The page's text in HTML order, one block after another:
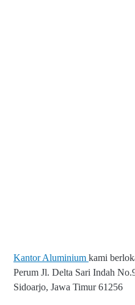
Kantor Aluminium kami
Perum Jl. Delta Sari Indah
Sidoarjo, Jawa Timur 61256